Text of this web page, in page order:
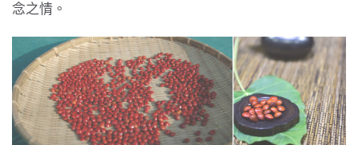
念之情。